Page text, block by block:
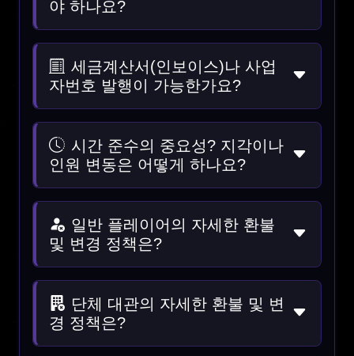
야 하나요?
세금계산서(인보이스)나 사업
자번호 발행이 가능한가요?
시간 준수의 중요성? 지각이나
인원 변동은 어떻게 하나요?
일반 플레이어의 자세한 환불
및 변경 정책은?
단체 대관의 자세한 환불 및 변
경 정책은?